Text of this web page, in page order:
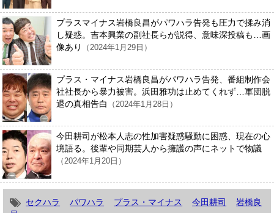
プラスマイナス岩橋良昌がパワハラ告発も圧力で揉み消
し疑惑。吉本興業の副社長らが説得、意味深投稿も…画
像あり
（2024年1月29日）
プラス・マイナス岩橋良昌がパワハラ告発、番組制作会
社社長から暴力被害。浜田雅功は止めてくれず…軍団脱
退の真相告白
（2024年1月28日）
今田耕司が松本人志の性加害疑惑騒動に困惑、現在の心
境語る。後輩や同期芸人から擁護の声にネットで物議
（2024年1月20日）
セクハラ パワハラ プラス・マイナス 今田耕司
岩橋良